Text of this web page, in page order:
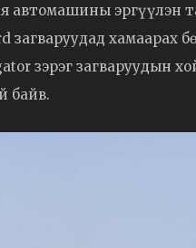
автомашины эргүүлэн
загваруудад хамаарах
зэрэг загваруудын
байв.